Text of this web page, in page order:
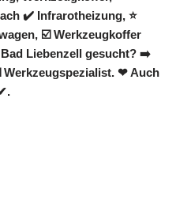
✔️ Infrarotheizung, ⭐
☑️ Werkzeugkoffer
Liebenzell gesucht? ➡️
❤ Auch